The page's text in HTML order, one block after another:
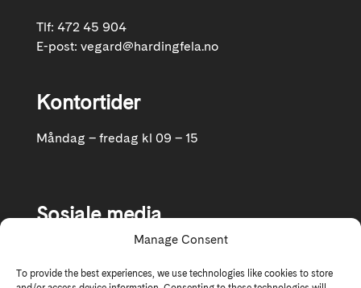
Manage Consent
To provide the best experiences, we use technologies like cookies to store
Tlf: 472 45 904
E-post: vegard@hardingfela.no
Kontortider
Måndag – fredag kl 09 – 15
Sosiale media
Følg oss gjerne på Facebook og Instagram